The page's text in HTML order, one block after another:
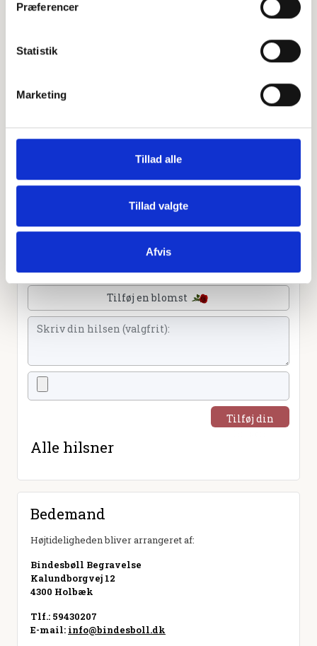
Præferencer
Statistik
Marketing
Tillad alle
Tillad valgte
Afvis
contributors
Sammen kan vi mindes Steen Emil Toft Rasmussen. Du
dele billeder og video eller blot sende et hjerte eller en
rose
Tilføj et hjerte
Tilføj en blomst
Tilføj din
Alle hilsner
Bedemand
Højtideligheden bliver arrangeret af:
Bindesbøll Begravelse
Kalundborgvej 12
4300 Holbæk
Tlf.: 59430207
E-mail: info@bindesboll.dk